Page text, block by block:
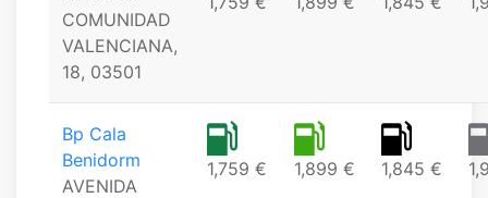
COMUNIDAD
VALENCIANA,
18, 03501
Bp Cala
Benidorm
AVENIDA
1,759 € 1,899 € 1,845 €